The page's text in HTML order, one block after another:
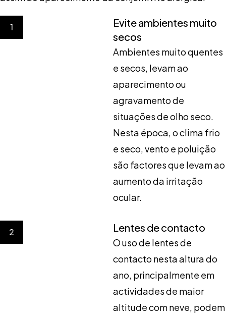
1
Evite ambientes muito
secos
Ambientes muito quentes
e secos, levam ao
aparecimento ou
agravamento de
situações de olho seco.
Nesta época, o clima frio
e seco, vento e poluição
são factores que levam ao
aumento da irritação
ocular.
2 Lentes de contacto
O uso de lentes de
contacto nesta altura do
ano, principalmente em
actividades de maior
altitude com neve, podem